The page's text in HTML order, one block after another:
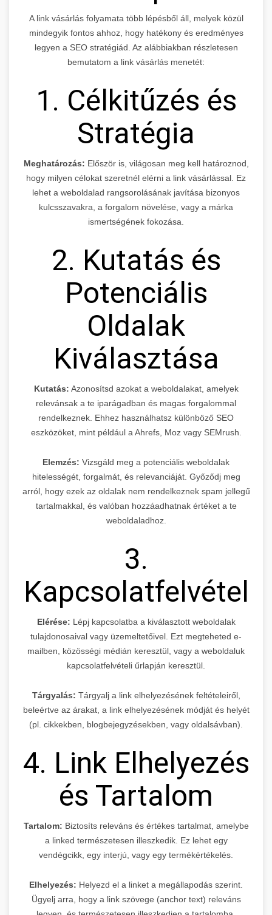
A link vásárlás folyamata több lépésből áll, melyek közül
mindegyik fontos ahhoz, hogy hatékony és eredményes
legyen a SEO stratégiád. Az alábbiakban részletesen
bemutatom a link vásárlás menetét:
1. Célkitűzés és
Stratégia
Meghatározás: Először is, világosan meg kell határoznod,
hogy milyen célokat szeretnél elérni a link vásárlással. Ez
lehet a weboldalad rangsorolásának javítása bizonyos
kulcsszavakra, a forgalom növelése, vagy a márka
ismertségének fokozása.
2. Kutatás és
Potenciális
Oldalak
Kiválasztása
Kutatás: Azonosítsd azokat a weboldalakat, amelyek
relevánsak a te iparágadban és magas forgalommal
rendelkeznek. Ehhez használhatsz különböző SEO
eszközöket, mint például a Ahrefs, Moz vagy SEMrush.
Elemzés: Vizsgáld meg a potenciális weboldalak
hitelességét, forgalmát, és relevanciáját. Győződj meg
arról, hogy ezek az oldalak nem rendelkeznek spam jellegű
tartalmakkal, és valóban hozzáadhatnak értéket a te
weboldaladhoz.
3.
Kapcsolatfelvétel
Elérése: Lépj kapcsolatba a kiválasztott weboldalak
tulajdonosaival vagy üzemeltetőivel. Ezt megteheted e-
mailben, közösségi médián keresztül, vagy a weboldaluk
kapcsolatfelvételi űrlapján keresztül.
Tárgyalás: Tárgyalj a link elhelyezésének feltételeiről,
beleértve az árakat, a link elhelyezésének módját és helyét
(pl. cikkekben, blogbejegyzésekben, vagy oldalsávban).
4. Link Elhelyezés
és Tartalom
Tartalom: Biztosíts releváns és értékes tartalmat, amelybe
a linked természetesen illeszkedik. Ez lehet egy
vendégcikk, egy interjú, vagy egy termékértékelés.
Elhelyezés: Helyezd el a linket a megállapodás szerint.
Ügyelj arra, hogy a link szövege (anchor text) releváns